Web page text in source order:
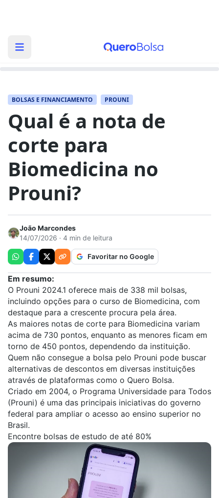
BOLSAS E FINANCIAMENTO PROUNI
Qual é a nota de
corte para
Biomedicina no
Prouni?
João Marcondes
14/07/2026 · 4 min de leitura
Favoritar no Google
Em resumo:
O Prouni 2024.1 oferece mais de 338 mil bolsas,
incluindo opções para o curso de Biomedicina, com
destaque para a crescente procura pela área.
As maiores notas de corte para Biomedicina variam
acima de 730 pontos, enquanto as menores ficam em
torno de 450 pontos, dependendo da instituição.
Quem não consegue a bolsa pelo Prouni pode buscar
alternativas de descontos em diversas instituições
através de plataformas como o Quero Bolsa.
Criado em 2004, o Programa Universidade para Todos
(Prouni) é uma das principais iniciativas do governo
federal para ampliar o acesso ao ensino superior no
Brasil.
Encontre bolsas de estudo de até 80%